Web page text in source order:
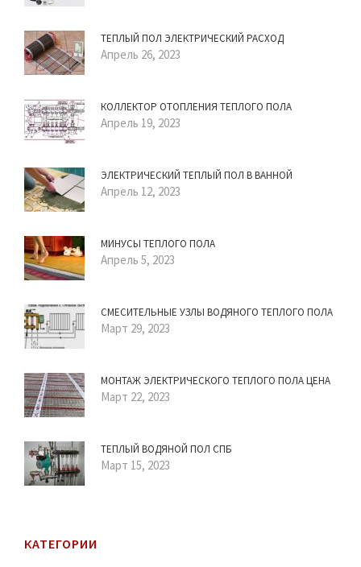
ТЕПЛЫЙ ПОЛ ЭЛЕКТРИЧЕСКИЙ РАСХОД
Апрель 26, 2023
КОЛЛЕКТОР ОТОПЛЕНИЯ ТЕПЛОГО ПОЛА
Апрель 19, 2023
ЭЛЕКТРИЧЕСКИЙ ТЕПЛЫЙ ПОЛ В ВАННОЙ
Апрель 12, 2023
МИНУСЫ ТЕПЛОГО ПОЛА
Апрель 5, 2023
СМЕСИТЕЛЬНЫЕ УЗЛЫ ВОДЯНОГО ТЕПЛОГО ПОЛА
Март 29, 2023
МОНТАЖ ЭЛЕКТРИЧЕСКОГО ТЕПЛОГО ПОЛА ЦЕНА
Март 22, 2023
ТЕПЛЫЙ ВОДЯНОЙ ПОЛ СПБ
Март 15, 2023
КАТЕГОРИИ